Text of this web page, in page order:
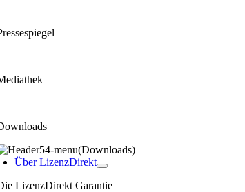
Über LizenzDirekt
LizenzDirekt Garantie